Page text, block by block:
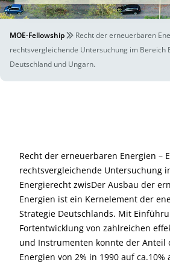
MOE-Fellowship
Recht der erneuerbaren
rechtsvergleichende Untersuchung im Bereich
Deutschland und Ungarn.
Recht der erneuerbaren Energien –
rechtsvergleichende Untersuchung
Energierecht zwisDer Ausbau der
Energien ist ein Kernelement der
Strategie Deutschlands. Mit
Fortentwicklung von zahlreichen
und Instrumenten konnte der Anteil
Energien von 2% in 1990 auf ca.10%